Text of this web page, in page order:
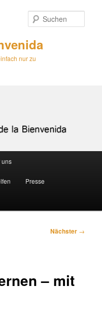
nur zu
uns
Presse
Nächster →
– mit